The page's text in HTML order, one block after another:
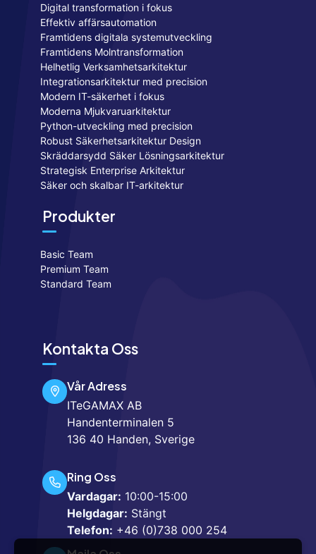
Digital transformation i fokus
Effektiv affärsautomation
Framtidens digitala systemutveckling
Framtidens Molntransformation
Helhetlig Verksamhetsarkitektur
Integrationsarkitektur med precision
Modern IT-säkerhet i fokus
Moderna Mjukvaruarkitektur
Python-utveckling med precision
Robust Säkerhetsarkitektur Design
Skräddarsydd Säker Lösningsarkitektur
Strategisk Enterprise Arkitektur
Säker och skalbar IT-arkitektur
Produkter
Basic Team
Premium Team
Standard Team
Kontakta Oss
Vår Adress
ITeGAMAX AB
Handenterminalen 5
136 40 Handen, Sverige
Ring Oss
Vardagar: 10:00-15:00
Helgdagar: Stängt
Telefon: +46 (0)738 000 254